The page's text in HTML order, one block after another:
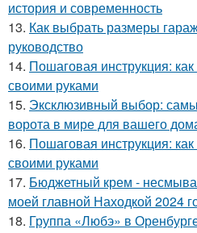
история и современность
13. Как выбрать размеры
руководство
14. Пошаговая инструкция:
своими руками
15. Эксклюзивный выбор:
ворота в мире для вашего
16. Пошаговая инструкция:
своими руками
17. Бюджетный крем -
моей главной Находкой 2024
18. Группа «Любэ» в